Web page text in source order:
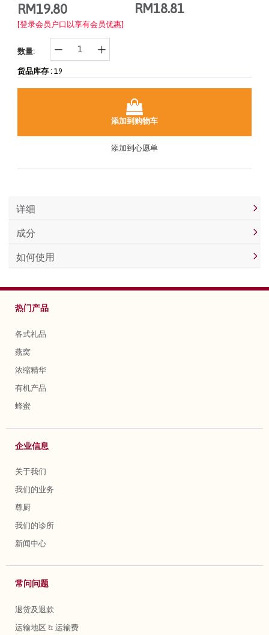
RM19.80 RM18.81
[登录会员户口以享有会员优惠]
数量:
货品库存 : 19
添加到购物车
添加到心愿单
详细
成分
如何使用
热门产品
各式礼品
燕窝
浓缩精华
有机产品
蜂蜜
企业信息
关于我们
我们的业务
尊厨
我们的诊所
新闻中心
常问问题
退货及退款
运输地区 & 运输费